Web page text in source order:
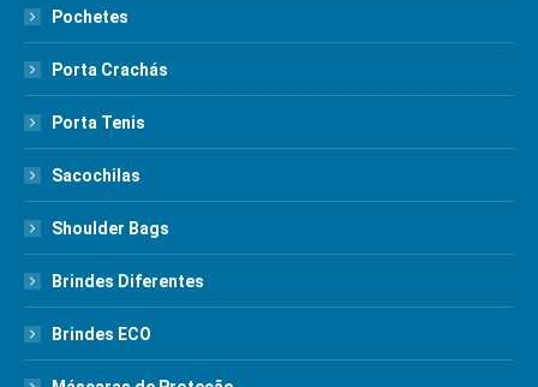
Pochetes
Porta Crachás
Porta Tenis
Sacochilas
Shoulder Bags
Brindes Diferentes
Brindes ECO